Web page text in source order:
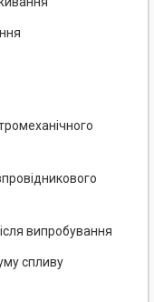
випробування
спливу